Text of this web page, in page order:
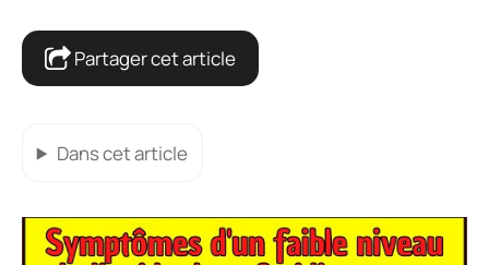
Partager cet article
Dans cet article